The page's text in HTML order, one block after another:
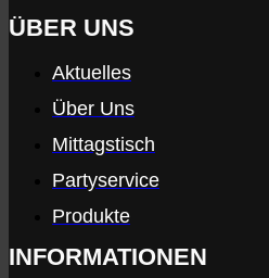
ÜBER UNS
Aktuelles
Über Uns
Mittagstisch
Partyservice
Produkte
INFORMATIONEN